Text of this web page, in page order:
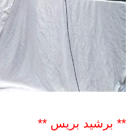
** برشيد بريس **